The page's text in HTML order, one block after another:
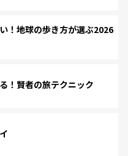
！地球の歩き方が選ぶ2026
！賢者の旅テクニック